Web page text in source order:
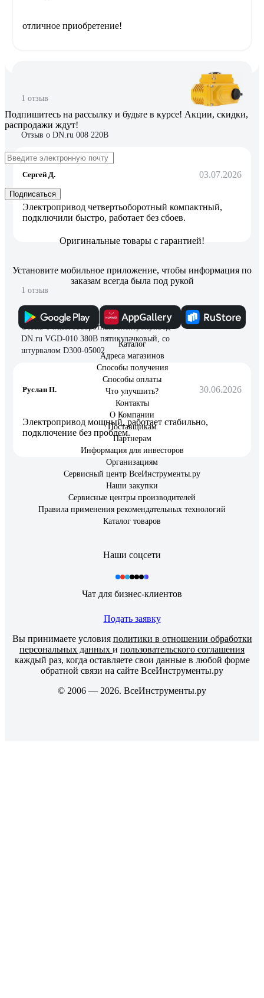
отличное приобретение!
1 отзыв
Отзыв о DN.ru 008 220В
Сергей Д. 03.07.2026
Электропривод четвертьоборотный компактный,
подключили быстро, работает без сбоев.
1 отзыв
Отзыв о Многооборотный электропривод
DN.ru VGD-010 380В пятикулачковый, со
штурвалом D300-05002
Руслан П. 30.06.2026
Электропривод мощный, работает стабильно,
подключение без проблем.
Подпишитесь на рассылку и будьте в курсе! Акции, скидки,
распродажи ждут!
Подписаться
Оригинальные товары с гарантией!
Установите мобильное приложение, чтобы информация по
заказам всегда была под рукой
Каталог
Адреса магазинов
Способы получения
Способы оплаты
Что улучшить?
Контакты
О Компании
Поставщикам
Партнерам
Информация для инвесторов
Организациям
Сервисный центр ВсеИнструменты.ру
Наши закупки
Сервисные центры производителей
Правила применения рекомендательных технологий
Каталог товаров
Наши соцсети
Чат для бизнес-клиентов
Подать заявку
Вы принимаете условия политики в отношении обработки
персональных данных и пользовательского соглашения
каждый раз, когда оставляете свои данные в любой форме
обратной связи на сайте ВсеИнструменты.ру
© 2006 — 2026. ВсеИнструменты.ру